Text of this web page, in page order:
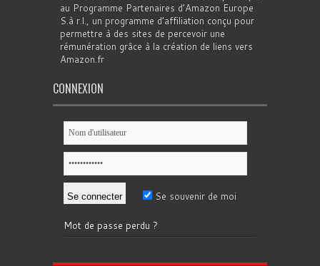
au Programme Partenaires d’Amazon Europe
S.à r.l., un programme d’affiliation conçu pour
permettre à des sites de percevoir une
rémunération grâce à la création de liens vers
Amazon.fr
CONNEXION
Se souvenir de moi
Mot de passe perdu ?